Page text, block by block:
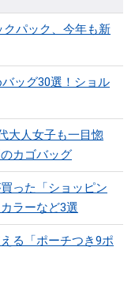
クパック、今年も新
バッグ30選！ショル
大人女子も一目惚
カゴバッグ
った「ショッピン
ラーなど3選
る「ポーチつき9ポ